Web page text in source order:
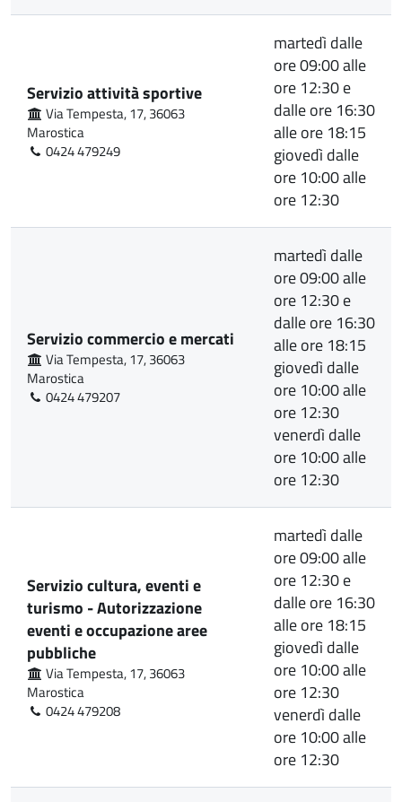
Servizio attività sportive
Via Tempesta, 17, 36063
Marostica
0424 479249
martedì dalle
ore 09:00 alle
ore 12:30 e
dalle ore 16:30
alle ore 18:15
giovedì dalle
ore 10:00 alle
ore 12:30
Servizio commercio e mercati
Via Tempesta, 17, 36063
Marostica
0424 479207
martedì dalle
ore 09:00 alle
ore 12:30 e
dalle ore 16:30
alle ore 18:15
giovedì dalle
ore 10:00 alle
ore 12:30
venerdì dalle
ore 10:00 alle
ore 12:30
Servizio cultura, eventi e
turismo - Autorizzazione
eventi e occupazione aree
pubbliche
Via Tempesta, 17, 36063
Marostica
0424 479208
martedì dalle
ore 09:00 alle
ore 12:30 e
dalle ore 16:30
alle ore 18:15
giovedì dalle
ore 10:00 alle
ore 12:30
venerdì dalle
ore 10:00 alle
ore 12:30